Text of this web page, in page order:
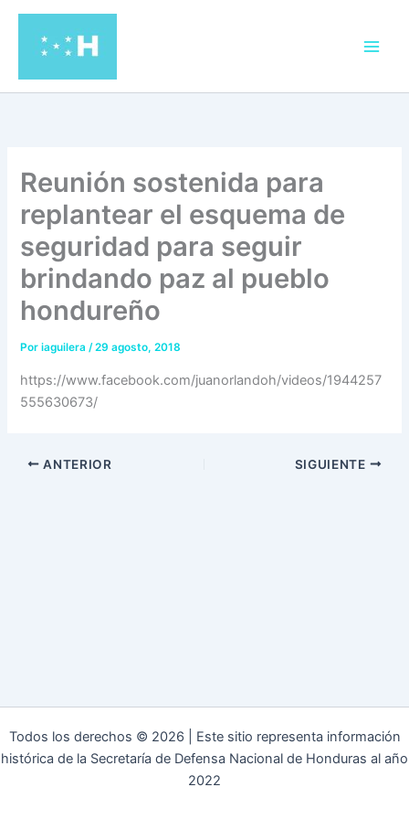
contenido
Reunión sostenida para
replantear el esquema de
seguridad para seguir
brindando paz al pueblo
hondureño
Poriaguilera/29 agosto, 2018
https://www.facebook.com/juanorlandoh/videos/1944257
555630673/
ANTERIOR SIGUIENTE
Todos los derechos © 2026 | Este sitio representa información
histórica de la Secretaría de Defensa Nacional de Honduras al año
2022